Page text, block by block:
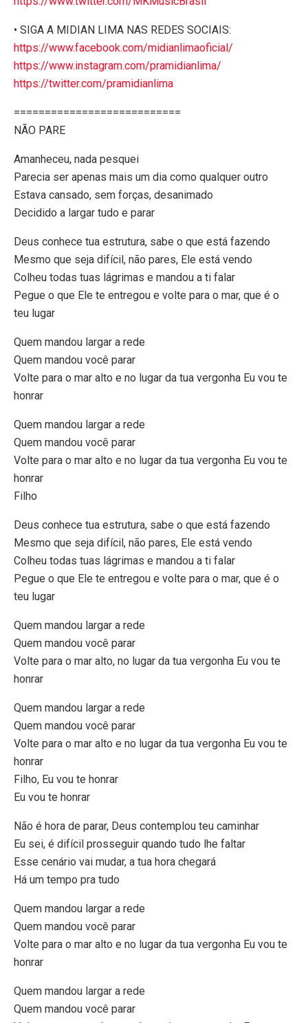
• SIGA A MIDIAN LIMA NAS REDES SOCIAIS:
https://www.facebook.com/midianlimaoficial/
https://www.instagram.com/pramidianlima/
https://twitter.com/pramidianlima
===========================
NÃO PARE
Amanheceu, nada pesquei
Parecia ser apenas mais um dia como qualquer outro
Estava cansado, sem forças, desanimado
Decidido a largar tudo e parar
Deus conhece tua estrutura, sabe o que está fazendo
Mesmo que seja difícil, não pares, Ele está vendo
Colheu todas tuas lágrimas e mandou a ti falar
Pegue o que Ele te entregou e volte para o mar, que é o
teu lugar
Quem mandou largar a rede
Quem mandou você parar
Volte para o mar alto e no lugar da tua vergonha Eu vou te
honrar
Quem mandou largar a rede
Quem mandou você parar
Volte para o mar alto e no lugar da tua vergonha Eu vou te
honrar
Filho
Deus conhece tua estrutura, sabe o que está fazendo
Mesmo que seja difícil, não pares, Ele está vendo
Colheu todas tuas lágrimas e mandou a ti falar
Pegue o que Ele te entregou e volte para o mar, que é o
teu lugar
Quem mandou largar a rede
Quem mandou você parar
Volte para o mar alto, no lugar da tua vergonha Eu vou te
honrar
Quem mandou largar a rede
Quem mandou você parar
Volte para o mar alto e no lugar da tua vergonha Eu vou te
honrar
Filho, Eu vou te honrar
Eu vou te honrar
Não é hora de parar, Deus contemplou teu caminhar
Eu sei, é difícil prosseguir quando tudo lhe faltar
Esse cenário vai mudar, a tua hora chegará
Há um tempo pra tudo
Quem mandou largar a rede
Quem mandou você parar
Volte para o mar alto e no lugar da tua vergonha Eu vou te
honrar
Quem mandou largar a rede
Quem mandou você parar